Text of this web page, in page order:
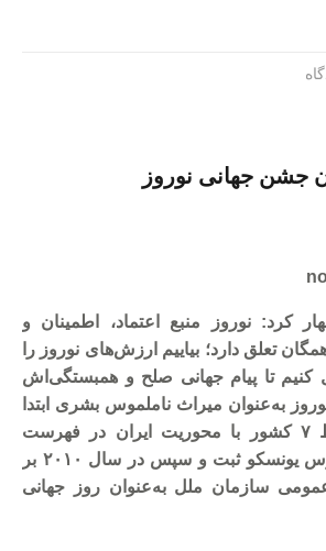
جشن جهانی نوروز
کرد: نوروز منبع اعتماد، اطمینان و
تعلق دارد؛ بیاییم ارزش‌های نوروز را
کنیم تا پیام جهانی صلح و همبستگی‌اش
به‌عنوان میراث ناملموس بشری ابتدا
درسال ۲۰۰۹ توسط ۷ کشور با محوریت ایران در فهرست
جهانی میراث ناملموس یونسکو ثبت و سپس در سال ۲۰۱۰ بر
سازمان ملل به‌عنوان روز جهانی